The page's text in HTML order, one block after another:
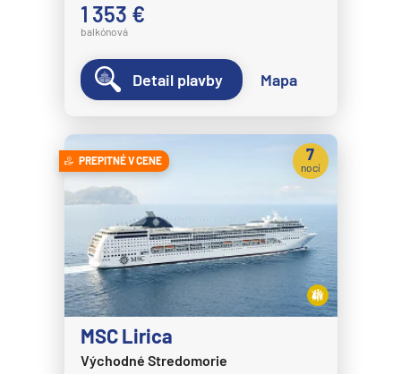
1 353 €
balkónová
Detail plavby Mapa
PREPITNÉ V CENE
MSC Lirica
Východné Stredomorie
7
nocí